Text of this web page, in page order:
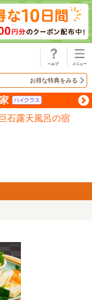
お得な特典をみる
石露天風呂の宿